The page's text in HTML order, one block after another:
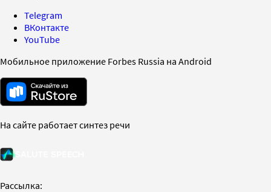
Telegram
ВКонтакте
YouTube
Мобильное приложение Forbes Russia на Android
На сайте работает синтез речи
Рассылка: